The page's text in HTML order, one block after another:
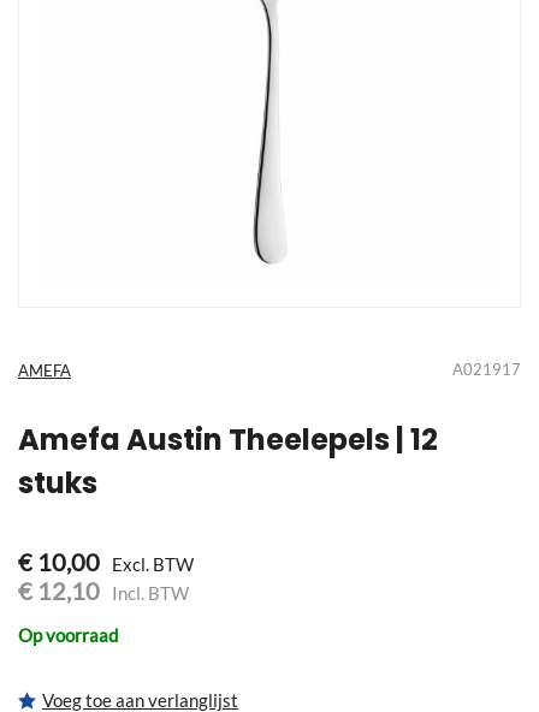
AMEFA A021917
Amefa Austin Theelepels | 12
stuks
€ 12,10
€ 10,00
Op voorraad
Voeg toe aan verlanglijst
begin
afbeeldingen-
gallerij